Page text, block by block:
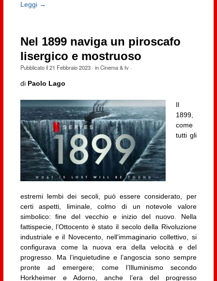
Leggi →
Nel 1899 naviga un piroscafo
lisergico e mostruoso
Pubblicato il21 Febbraio 2023· inCinema & tv·
di Paolo Lago
Il
1899,
come
tutti gli
estremi lembi dei secoli, può essere considerato, per
certi aspetti, liminale, colmo di un notevole valore
simbolico: fine del vecchio e inizio del nuovo. Nella
fattispecie, l’Ottocento è stato il secolo della Rivoluzione
industriale e il Novecento, nell’immaginario collettivo, si
configurava come la nuova era della velocità e del
progresso. Ma l’inquietudine e l’angoscia sono sempre
pronte ad emergere; come l’Illuminismo secondo
Horkheimer e Adorno, anche l’era del progresso